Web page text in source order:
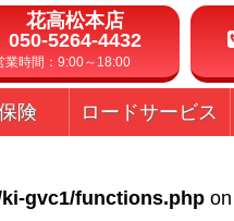
花高松本店
050-5264-4432
業時間：9:00～18:00
険 ロードサービス
gvc1/functions.php